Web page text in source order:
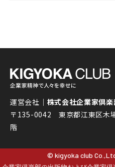
運営会社｜ 株式会社企業家倶楽
〒135-0042 東京都江東区木
階
© kigyoka club